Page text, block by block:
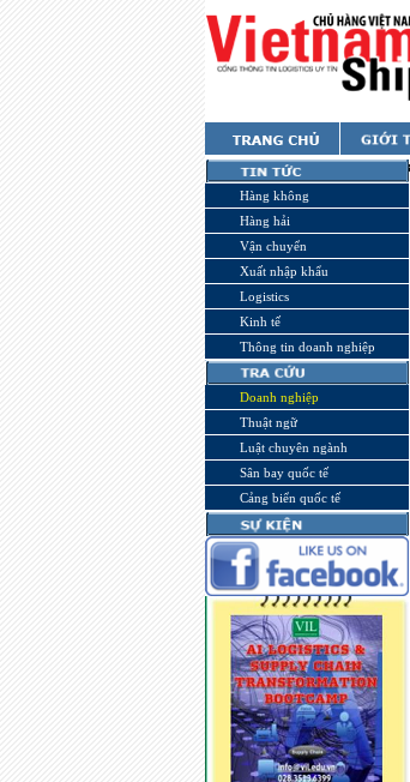
Hàng không
Hàng hải
Vận chuyển
Xuất nhập khẩu
Logistics
Kinh tế
Thông tin doanh nghiệp
Doanh nghiệp
Thuật ngữ
Luật chuyên ngành
Sân bay quốc tế
Cảng biển quốc tế